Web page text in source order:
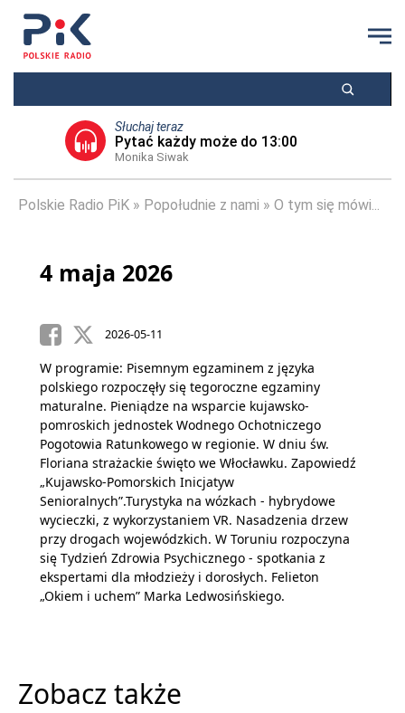
Słuchaj teraz
Pytać każdy może do 13:00
Monika Siwak
Polskie Radio PiK Popołudnie z nami O tym się mówi...
4 maja 2026
2026-05-11
W programie: Pisemnym egzaminem z języka
polskiego rozpoczęły się tegoroczne egzaminy
maturalne. Pieniądze na wsparcie kujawsko-
pomroskich jednostek Wodnego Ochotniczego
Pogotowia Ratunkowego w regionie. W dniu św.
Floriana strażackie święto we Włocławku. Zapowiedź
„Kujawsko-Pomorskich Inicjatyw
Senioralnych”.Turystyka na wózkach - hybrydowe
wycieczki, z wykorzystaniem VR. Nasadzenia drzew
przy drogach wojewódzkich. W Toruniu rozpoczyna
się Tydzień Zdrowia Psychicznego - spotkania z
ekspertami dla młodzieży i dorosłych. Felieton
„Okiem i uchem” Marka Ledwosińskiego.
Zobacz także